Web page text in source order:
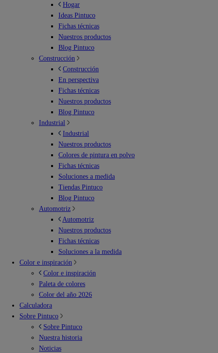
Hogar
Ideas Pintuco
Fichas técnicas
Nuestros productos
Blog Pintuco
Construcción
Construcción
En perspectiva
Fichas técnicas
Nuestros productos
Blog Pintuco
Industrial
Industrial
Nuestros productos
Colores de pintura en polvo
Fichas técnicas
Soluciones a medida
Tiendas Pintuco
Blog Pintuco
Automotriz
Automotriz
Nuestros productos
Fichas técnicas
Soluciones a la medida
Color e inspiración
Color e inspiración
Paleta de colores
Color del año 2026
Calculadora
Sobre Pintuco
Sobre Pintuco
Nuestra historia
Noticias